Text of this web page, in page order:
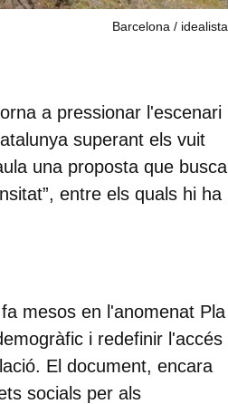
Barcelona idealista
a pressionar l'escenari
superant els vuit
una proposta que busca
entre els quals hi ha
mesos en l'anomenat Pla
i redefinir l'accés
El document, encara
socials per als